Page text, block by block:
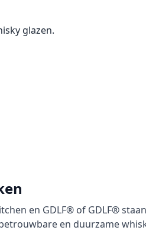
glazen.
en GDLF® of GDLF®
en duurzame